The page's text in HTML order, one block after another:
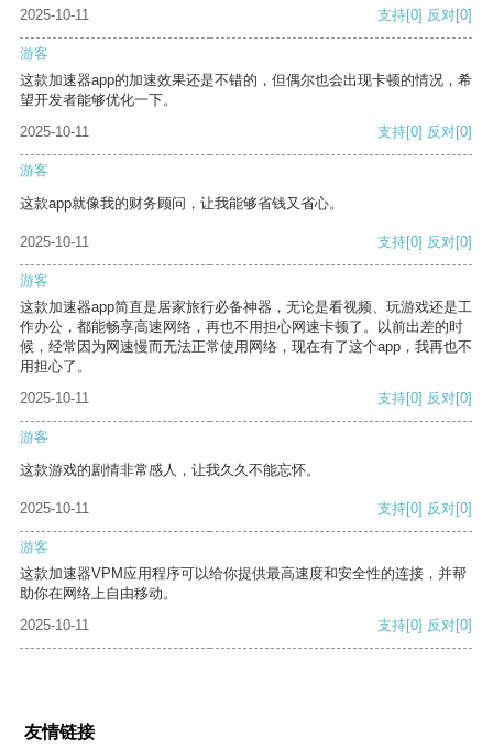
2025-10-11
支持[0] 反对[0]
游客
这款加速器app的加速效果还是不错的，但偶尔也会出现卡顿的情况，希
望开发者能够优化一下。
2025-10-11
支持[0] 反对[0]
游客
这款app就像我的财务顾问，让我能够省钱又省心。
2025-10-11 支持[0] 反对[0]
游客
这款加速器app简直是居家旅行必备神器，无论是看视频、玩游戏还是工
作办公，都能畅享高速网络，再也不用担心网速卡顿了。以前出差的时
候，经常因为网速慢而无法正常使用网络，现在有了这个app，我再也不
用担心了。
2025-10-11
支持[0] 反对[0]
游客
这款游戏的剧情非常感人，让我久久不能忘怀。
2025-10-11 支持[0] 反对[0]
游客
这款加速器VPM应用程序可以给你提供最高速度和安全性的连接，并帮
助你在网络上自由移动。
2025-10-11
支持[0] 反对[0]
友情链接